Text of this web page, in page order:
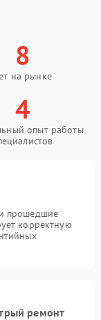
8
на рынке
4
опыт работы
прошедшие
корректную
ремонт